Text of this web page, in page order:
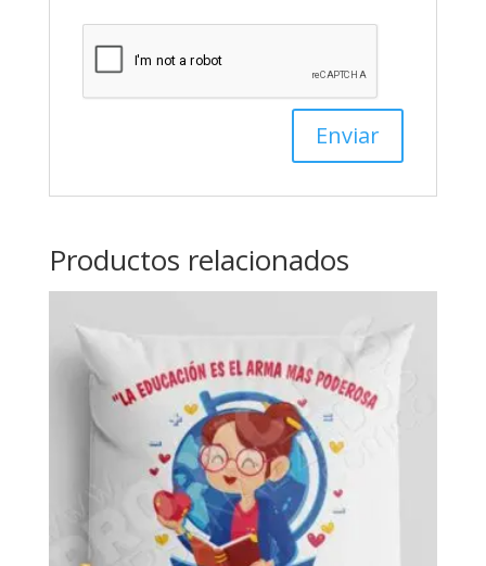
Productos relacionados